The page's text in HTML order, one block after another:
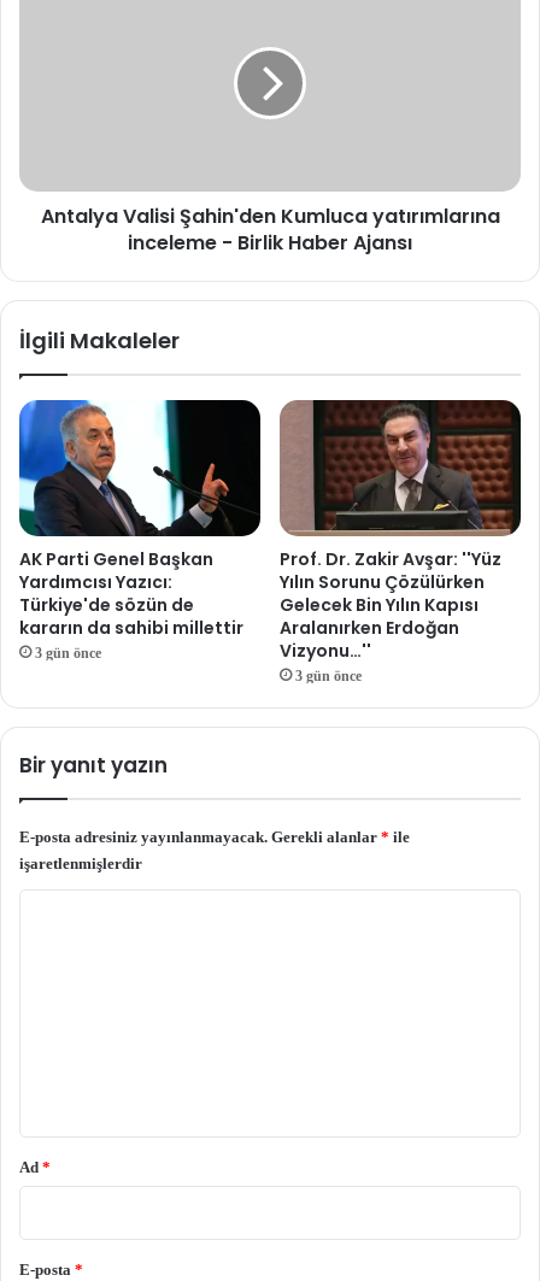
Antalya Valisi Şahin'den Kumluca yatırımlarına
inceleme - Birlik Haber Ajansı
İlgili Makaleler
AK Parti Genel Başkan
Yardımcısı Yazıcı:
Türkiye'de sözün de
kararın da sahibi millettir
3 gün önce
Prof. Dr. Zakir Avşar: ''Yüz
Yılın Sorunu Çözülürken
Gelecek Bin Yılın Kapısı
Aralanırken Erdoğan
Vizyonu…''
3 gün önce
Bir yanıt yazın
E-posta adresiniz yayınlanmayacak. Gerekli alanlar * ile
işaretlenmişlerdir
Ad *
E-posta *